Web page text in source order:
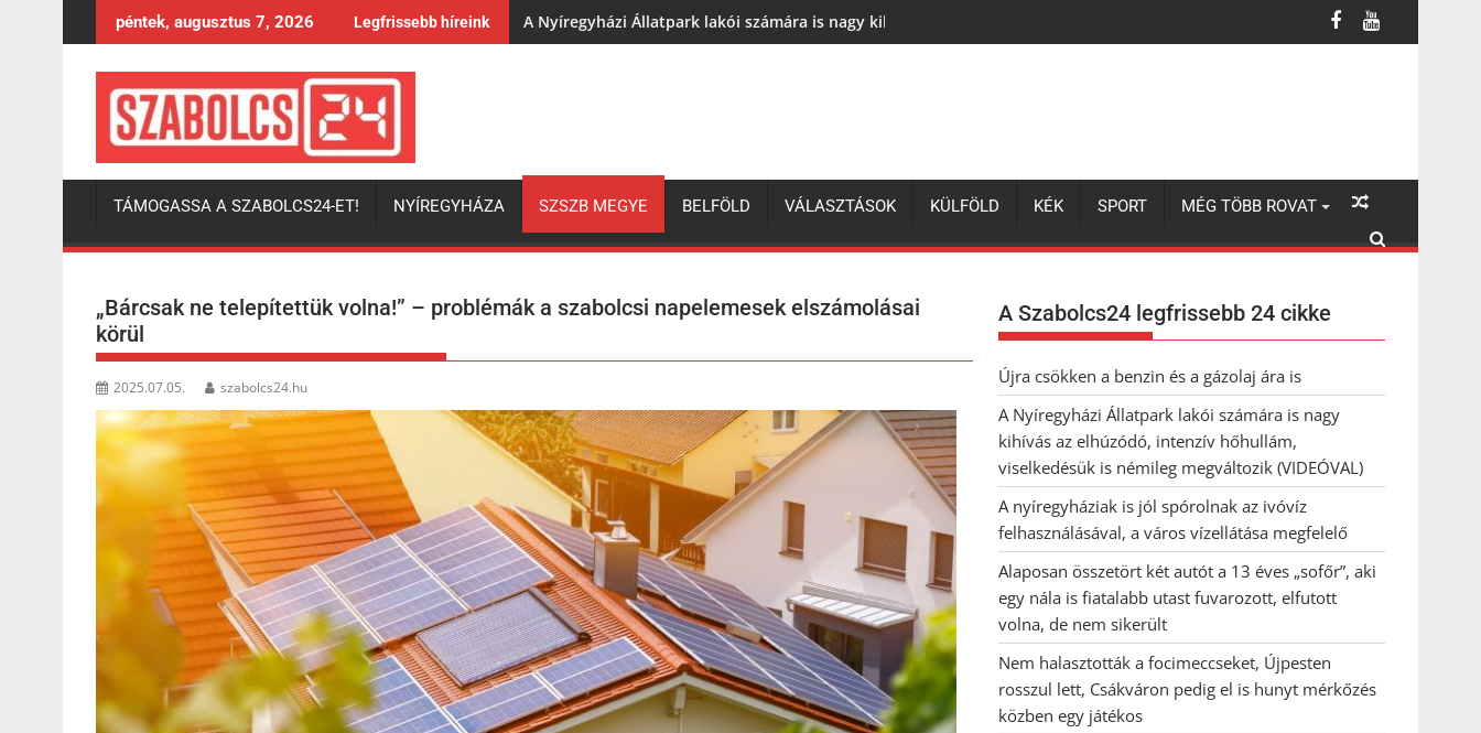
to
péntek, augusztus 7, 2026 Legfrissebb híreink A Nyíregyházi Állatpark lakói számára is nagy kihívás az elhúzódó, intenzív hőhullám, viselkedésük is némileg megváltozik
TÁMOGASSA A SZABOLCS24-ET! NYÍREGYHÁZA SZSZB MEGYE BELFÖLD VÁLASZTÁSOK KÜLFÖLD KÉK SPORT MÉG TÖBB ROVAT
„Bárcsak ne telepítettük volna!” – problémák a szabolcsi napelemesek elszámolásai
körül
2025.07.05. szabolcs24.hu
A Szabolcs24 legfrissebb 24 cikke
Újra csökken a benzin és a gázolaj ára is
A Nyíregyházi Állatpark lakói számára is nagy
kihívás az elhúzódó, intenzív hőhullám,
viselkedésük is némileg megváltozik (VIDEÓVAL)
A nyíregyháziak is jól spórolnak az ivóvíz
felhasználásával, a város vízellátása megfelelő
Alaposan összetört két autót a 13 éves „sofőr”, aki
egy nála is fiatalabb utast fuvarozott, elfutott
volna, de nem sikerült
Nem halasztották a focimeccseket, Újpesten
rosszul lett, Csákváron pedig el is hunyt mérkőzés
közben egy játékos